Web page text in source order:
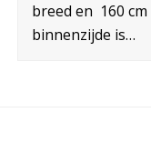
breed en 160
binnenzijde is…